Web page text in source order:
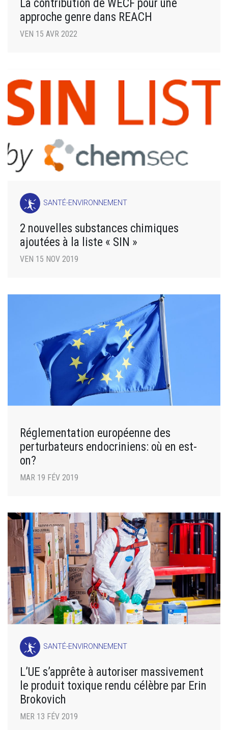
La contribution de WECF pour une
approche genre dans REACH
VEN 15 AVR 2022
SANTÉ-ENVIRONNEMENT
2 nouvelles substances chimiques
ajoutées à la liste « SIN »
VEN 15 NOV 2019
Réglementation européenne des
perturbateurs endocriniens: où en est-
on?
MAR 19 FÉV 2019
SANTÉ-ENVIRONNEMENT
L’UE s’apprête à autoriser massivement
le produit toxique rendu célèbre par Erin
Brokovich
MER 13 FÉV 2019